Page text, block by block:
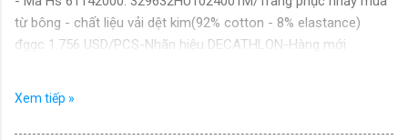
từ bông - chất liệu vải dệt kim(92% cotton - 8% elastance)
đggc 1.756 USD/PCS-Nhãn hiệu DECATHLON-Hàng mới
không tay dệt kim 1 lớp (bằng vải dệt kim 100% cotton). Nhãn
hiệu: AMAZON. Hàng mới 100%./VN/XK
Xem tiếp »